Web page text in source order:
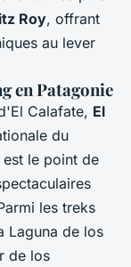
Roy, offrant
au lever
en Patagonie
Calafate, El
du
le point de
les treks
Laguna de los
de los